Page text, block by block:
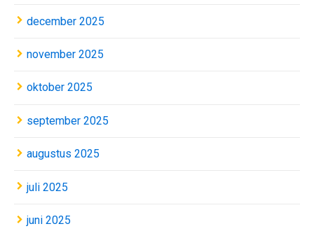
december 2025
november 2025
oktober 2025
september 2025
augustus 2025
juli 2025
juni 2025